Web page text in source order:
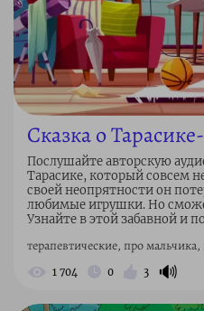
Сказка о
Послушайте авторскую
Тарасике, который совсем
своей неопрятности он
любимые игрушки. Но
Узнайте в этой забавной и
терапевтические, про
1 704 0 3 🔊